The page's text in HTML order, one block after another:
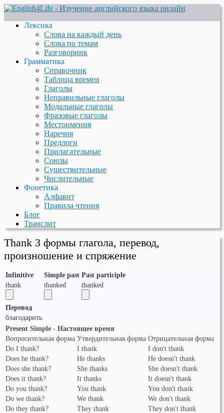
Лексика
Слова на каждый день
Слова по темам
Разговорник
Грамматика
Справочник
Таблица времен
Глаголы
Неправильные глаголы
Модальные глаголы
Фразовые глаголы
Местоимения
Наречия
Предлоги
Прилагательные
Союзы
Существительные
Числительные
Фонетика
Алфавит
Правила чтения
Блог
Транслит
Thank 3 формы глагола, перевод,
произношение и спряжение
Infinitive Simple past Past participle
thank
thanked thanked
Перевод
благодарить
Present Simple - Настоящее время
Вопросительная форма Утвердительная форма Отрицательная форма
Do I thank?
I thank
I don't thank
Does he thank?
He thanks
He doesn't thank
Does she thank?
She thanks
She doesn't thank
Does it thank?
It thanks
It doesn't thank
Do you thank?
You thank
You don't thank
Do we thank?
We thank
We don't thank
Do they thank?
They thank
They don't thank